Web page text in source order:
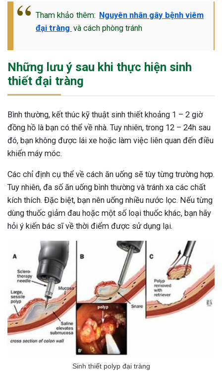
Tham khảo thêm: Nguyên nhân gây bệnh viêm
đại tràng và cách phòng tránh
Những lưu ý sau khi thực hiện sinh
thiết đại tràng
Bình thường, kết thúc kỹ thuật sinh thiết khoảng 1 – 2 giờ
đồng hồ là bạn có thể về nhà. Tuy nhiên, trong 12 – 24h sau
đó, bạn không được lái xe hoặc làm việc liên quan đến điều
khiển máy móc.
Các chỉ định cụ thể về cách ăn uống sẽ tùy từng trường hợp.
Tuy nhiên, đa số ăn uống bình thường và tránh xa các chất
kích thích. Đặc biệt, bạn nên uống nhiều nước lọc. Nếu từng
dùng thuốc giảm đau hoặc một số loại thuốc khác, bạn hãy
hỏi ý kiến bác sĩ về thời điểm được sử dụng lại.
Sinh thiết polyp đại tràng